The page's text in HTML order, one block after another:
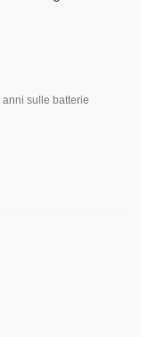
sulle batterie